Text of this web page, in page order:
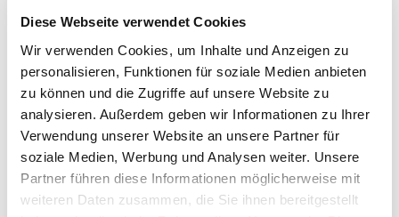
Diese Webseite verwendet Cookies
Wir verwenden Cookies, um Inhalte und Anzeigen zu
personalisieren, Funktionen für soziale Medien anbieten
zu können und die Zugriffe auf unsere Website zu
analysieren. Außerdem geben wir Informationen zu Ihrer
Verwendung unserer Website an unsere Partner für
soziale Medien, Werbung und Analysen weiter. Unsere
Partner führen diese Informationen möglicherweise mit
weiteren Daten zusammen, die Sie ihnen bereitgestellt